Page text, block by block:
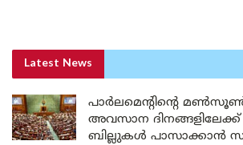
Latest News
പാർലമെന്റിന്റെ
അവസാന
ബില്ലുകൾ പാസാക്കാൻ